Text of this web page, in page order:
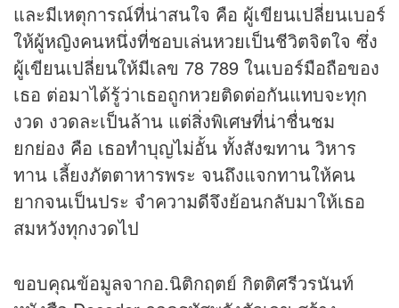
และมีเหตุการณ์ที่น่าสนใจ คือ ผู้เขียนเปลี่ยนเบอร์
ให้ผู้หญิงคนหนึ่งที่ชอบเล่นหวยเป็นชีวิตจิตใจ ซึ่ง
ผู้เขียนเปลี่ยนให้มีเลข 78 789 ในเบอร์มือถือของ
เธอ ต่อมาได้รู้ว่าเธอถูกหวยติดต่อกันแทบจะทุก
งวด งวดละเป็นล้าน แต่สิ่งพิเศษที่น่าชื่นชม
ยกย่อง คือ เธอทำบุญไม่อั้น ทั้งสังฆทาน วิหาร
ทาน เลี้ยงภัตตาหารพระ จนถึงแจกทานให้คน
ยากจนเป็นประ จำความดีจึงย้อนกลับมาให้เธอ
สมหวังทุกงวดไป
ขอบคุณข้อมูลจากอ.นิติกฤตย์ กิตติศรีวรนันท์